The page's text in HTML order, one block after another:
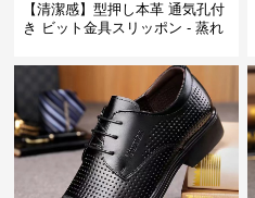
【清潔感】型押し本革 通気孔付
き ビット金具スリッポン - 蒸れ